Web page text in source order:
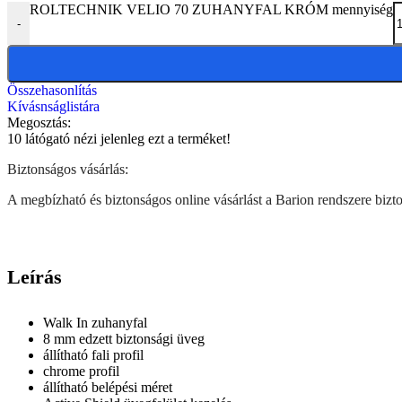
-
ROLTECHNIK VELIO 70 ZUHANYFAL KRÓM mennyiség
Összehasonlítás
Kívásnságlistára
Megosztás:
10 látógató nézi jelenleg ezt a terméket!
Biztonságos vásárlás:
A megbízható és biztonságos online vásárlást a Barion rendszere
Leírás
Walk In zuhanyfal
8 mm edzett biztonsági üveg
állítható fali profil
chrome profil
állítható belépési méret